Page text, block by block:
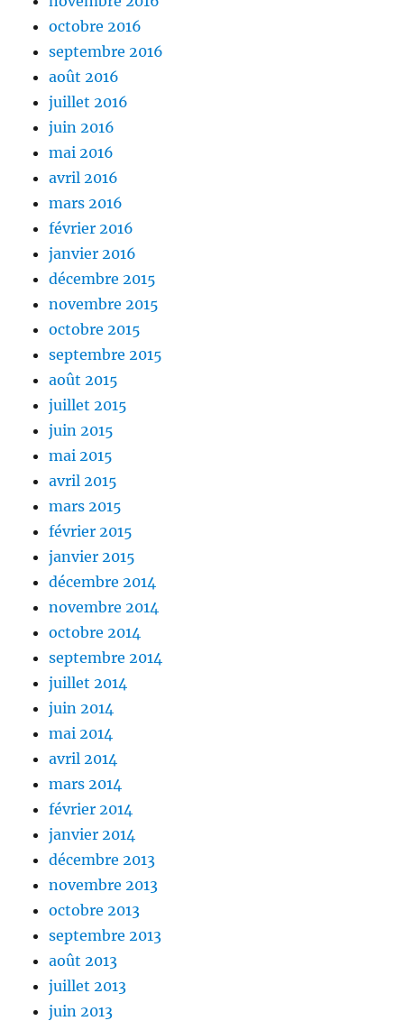
octobre 2016
septembre 2016
août 2016
juillet 2016
juin 2016
mai 2016
avril 2016
mars 2016
février 2016
janvier 2016
décembre 2015
novembre 2015
octobre 2015
septembre 2015
août 2015
juillet 2015
juin 2015
mai 2015
avril 2015
mars 2015
février 2015
janvier 2015
décembre 2014
novembre 2014
octobre 2014
septembre 2014
juillet 2014
juin 2014
mai 2014
avril 2014
mars 2014
février 2014
janvier 2014
décembre 2013
novembre 2013
octobre 2013
septembre 2013
août 2013
juillet 2013
juin 2013